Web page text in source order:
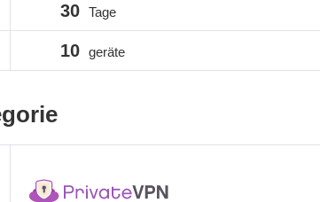
30 Tage
10 geräte